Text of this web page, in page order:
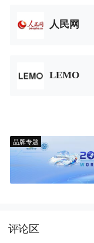
人民网
LEMO
品牌专题
评论区